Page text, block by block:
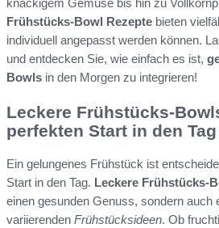
knackigem Gemüse bis hin zu
Frühstücks-Bowl Rezepte bieten
individuell angepasst werden können.
und entdecken Sie, wie einfach es ist,
Bowls in den Morgen zu integrieren!
Leckere Frühstücks-
perfekten Start in den Tag
Ein gelungenes Frühstück ist
Start in den Tag. Leckere Frühstücks-
einen gesunden Genuss, sondern auch
variierenden Frühstücksideen. Ob